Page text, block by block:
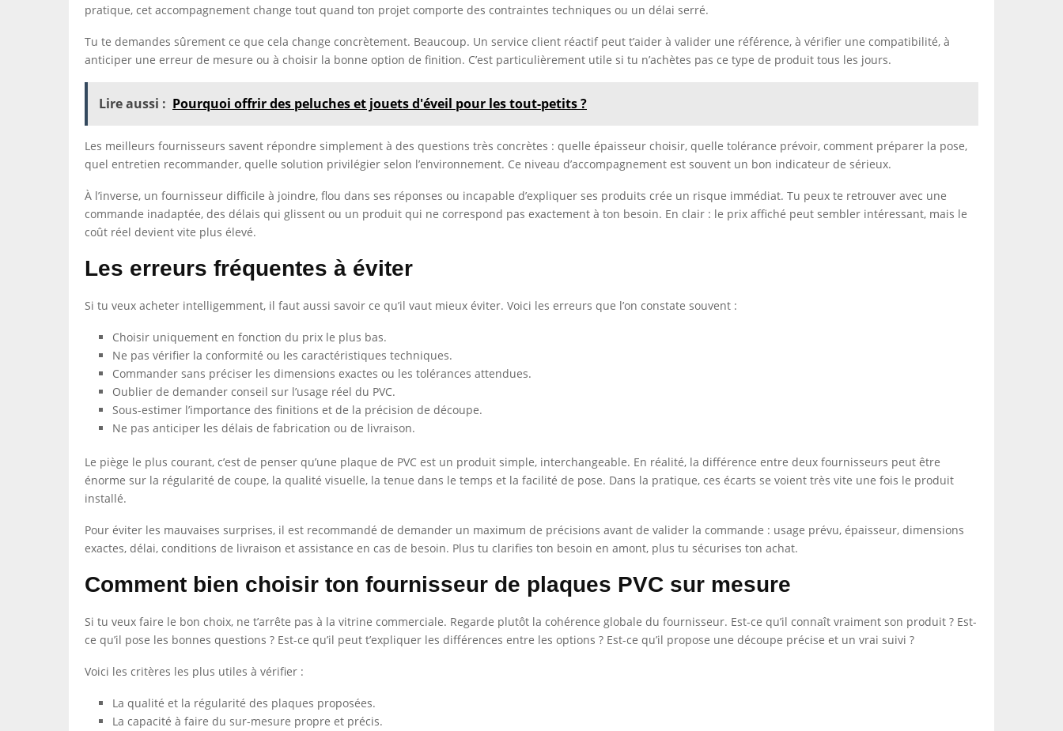
pratique, cet accompagnement change tout quand ton projet comporte des contraintes techniques ou un délai serré.
Tu te demandes sûrement ce que cela change concrètement. Beaucoup. Un service client réactif peut t’aider à valider une référence, à vérifier une compatibilité, à
anticiper une erreur de mesure ou à choisir la bonne option de finition. C’est particulièrement utile si tu n’achètes pas ce type de produit tous les jours.
Lire aussi : Pourquoi offrir des peluches et jouets d'éveil pour les tout-petits ?
Les meilleurs fournisseurs savent répondre simplement à des questions très concrètes : quelle épaisseur choisir, quelle tolérance prévoir, comment préparer la pose,
quel entretien recommander, quelle solution privilégier selon l’environnement. Ce niveau d’accompagnement est souvent un bon indicateur de sérieux.
À l’inverse, un fournisseur difficile à joindre, flou dans ses réponses ou incapable d’expliquer ses produits crée un risque immédiat. Tu peux te retrouver avec une
commande inadaptée, des délais qui glissent ou un produit qui ne correspond pas exactement à ton besoin. En clair : le prix affiché peut sembler intéressant, mais le
coût réel devient vite plus élevé.
Les erreurs fréquentes à éviter
Si tu veux acheter intelligemment, il faut aussi savoir ce qu’il vaut mieux éviter. Voici les erreurs que l’on constate souvent :
Choisir uniquement en fonction du prix le plus bas.
Ne pas vérifier la conformité ou les caractéristiques techniques.
Commander sans préciser les dimensions exactes ou les tolérances attendues.
Oublier de demander conseil sur l’usage réel du PVC.
Sous-estimer l’importance des finitions et de la précision de découpe.
Ne pas anticiper les délais de fabrication ou de livraison.
Le piège le plus courant, c’est de penser qu’une plaque de PVC est un produit simple, interchangeable. En réalité, la différence entre deux fournisseurs peut être
énorme sur la régularité de coupe, la qualité visuelle, la tenue dans le temps et la facilité de pose. Dans la pratique, ces écarts se voient très vite une fois le produit
installé.
Pour éviter les mauvaises surprises, il est recommandé de demander un maximum de précisions avant de valider la commande : usage prévu, épaisseur, dimensions
exactes, délai, conditions de livraison et assistance en cas de besoin. Plus tu clarifies ton besoin en amont, plus tu sécurises ton achat.
Comment bien choisir ton fournisseur de plaques PVC sur mesure
Si tu veux faire le bon choix, ne t’arrête pas à la vitrine commerciale. Regarde plutôt la cohérence globale du fournisseur. Est-ce qu’il connaît vraiment son produit ? Est-
ce qu’il pose les bonnes questions ? Est-ce qu’il peut t’expliquer les différences entre les options ? Est-ce qu’il propose une découpe précise et un vrai suivi ?
Voici les critères les plus utiles à vérifier :
La qualité et la régularité des plaques proposées.
La capacité à faire du sur-mesure propre et précis.